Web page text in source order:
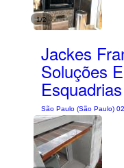
1/2
Jackes
Soluções
Esquadrias
São Paulo (São Paulo)